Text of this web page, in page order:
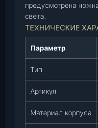
7
0
9
0
)
ш
предусмотрена
света.
ТЕХНИЧЕСКИЕ
Параметр
Тип
Артикул
Материал корпуса